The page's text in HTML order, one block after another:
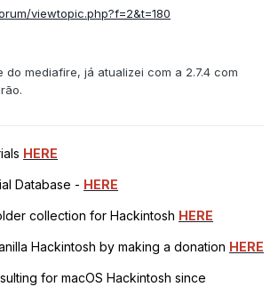
viewtopic.php?f=2&t=180
do mediafire, já atualizei com a 2.7.4 com
HERE
Database - HERE
collection for Hackintosh HERE
Hackintosh by making a donation HERE
for macOS Hackintosh since